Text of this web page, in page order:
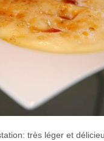
très léger et